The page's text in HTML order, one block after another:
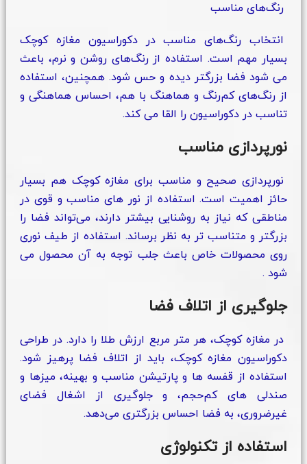
رنگ‌های مناسب
انتخاب رنگ‌های مناسب در دکوراسیون مغازه کوچک
بسیار مهم است. استفاده از رنگ‌های روشن و نرم، باعث
می شود فضا بزرگتر دیده و حس شود. همچنین، استفاده
از رنگ‌های کم‌رنگ و هماهنگ با هم، احساس هماهنگی و
تناسب در دکوراسیون را القا می کند.
نورپردازی مناسب
نورپردازی صحیح و مناسب برای مغازه کوچک هم بسیار
حائز اهمیت است. استفاده از نور های مناسب و قوی در
مناطقی که نیاز به روشنایی بیشتر دارند، می‌تواند فضا را
بزرگتر و متناسب‌ تر به نظر برساند. استفاده از طیف نوری
روی محصولات خاص باعث جلب توجه به آن محصول می
شود .
جلوگیری از اتلاف فضا
در مغازه کوچک، هر متر مربع ارزش طلا را دارد. در طراحی
دکوراسیون مغازه کوچک، باید از اتلاف فضا پرهیز شود.
استفاده از قفسه‌ ها و پارتیشن مناسب و بهینه، میزها و
صندلی‌ های کم‌حجم، و جلوگیری از اشغال فضای
غیرضروری، به فضا احساس بزرگتری می‌دهد.
استفاده از تکنولوژی